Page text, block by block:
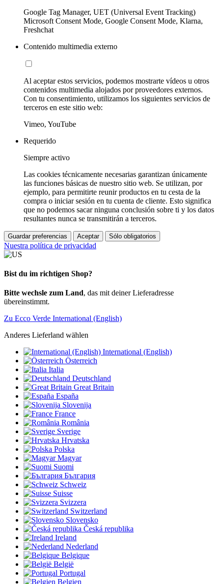
Google Tag Manager, UET (Universal Event Tracking)
Microsoft Consent Mode, Google Consent Mode, Klarna,
Freshchat
Contenido multimedia externo
Al aceptar estos servicios, podemos mostrarte vídeos u otros
contenidos multimedia alojados por proveedores externos.
Con tu consentimiento, utilizamos los siguientes servicios de
terceros en este sitio web:
Vimeo, YouTube
Requerido
Siempre activo
Las cookies técnicamente necesarias garantizan únicamente
las funciones básicas de nuestro sitio web. Se utilizan, por
ejemplo, para permitirte reunir productos en tu cesta de la
compra o iniciar sesión en tu cuenta de cliente. Esto significa
que no podemos sacar ninguna conclusión sobre ti y los datos
resultantes nunca se transmitirán a terceros.
Guardar preferencias Aceptar Sólo obligatorios
Nuestra política de privacidad
Bist du im richtigen Shop?
Bitte wechsle zum Land, das mit deiner Lieferadresse
übereinstimmt.
Zu Ecco Verde International (English)
Anderes Lieferland wählen
International (English)
Österreich
Italia
Deutschland
Great Britain
España
Slovenija
France
România
Sverige
Hrvatska
Polska
Magyar
Suomi
България
Schweiz
Suisse
Svizzera
Switzerland
Slovensko
Česká republika
Ireland
Nederland
Belgique
België
Portugal
Belgien